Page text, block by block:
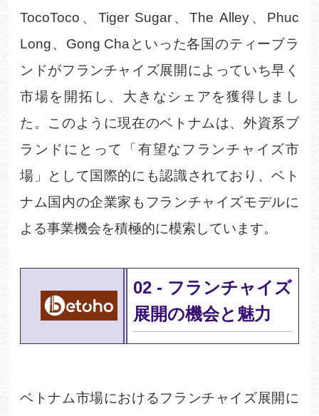
TocoToco 、 Tiger Sugar、The Alley、 Phuc
Long、 Gong Chaといった各国のティーブラ
ンドがフランチャイズ展開によっていち早く
市場を開拓し、大きなシェアを獲得しまし
た。このように現在のベトナムは、外資系ブ
ランドにとって「有望なフランチャイズ市
場」として国際的にも認識されており、ベト
ナム国内の企業家もフランチャイズモデルに
よる事業機会を積極的に模索しています。
02 - フランチャイズ
展開の機会と魅力
ベトナム市場におけるフランチャイズ展開に